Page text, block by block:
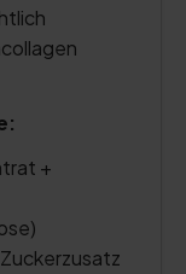
+